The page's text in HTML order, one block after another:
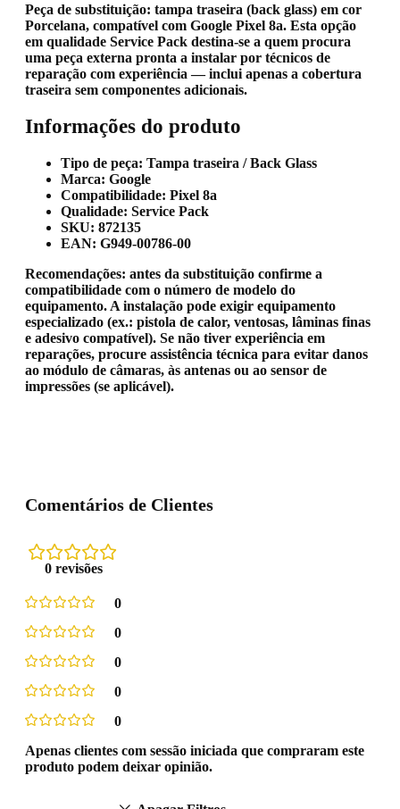
Peça de substituição: tampa traseira (back glass) em cor
Porcelana, compatível com Google Pixel 8a. Esta opção
em qualidade Service Pack destina-se a quem procura
uma peça externa pronta a instalar por técnicos de
reparação com experiência — inclui apenas a cobertura
traseira sem componentes adicionais.
Informações do produto
Tipo de peça: Tampa traseira / Back Glass
Marca: Google
Compatibilidade: Pixel 8a
Qualidade: Service Pack
SKU: 872135
EAN: G949-00786-00
Recomendações: antes da substituição confirme a
compatibilidade com o número de modelo do
equipamento. A instalação pode exigir equipamento
especializado (ex.: pistola de calor, ventosas, lâminas finas
e adesivo compatível). Se não tiver experiência em
reparações, procure assistência técnica para evitar danos
ao módulo de câmaras, às antenas ou ao sensor de
impressões (se aplicável).
Comentários de Clientes
0 revisões
0
0
0
0
0
Apenas clientes com sessão iniciada que compraram este
produto podem deixar opinião.